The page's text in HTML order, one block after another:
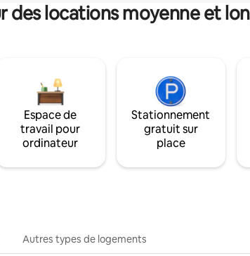
des locations moyenne et
Espace de
travail pour
ordinateur
Stationnement
gratuit sur
place
Autres types de logements